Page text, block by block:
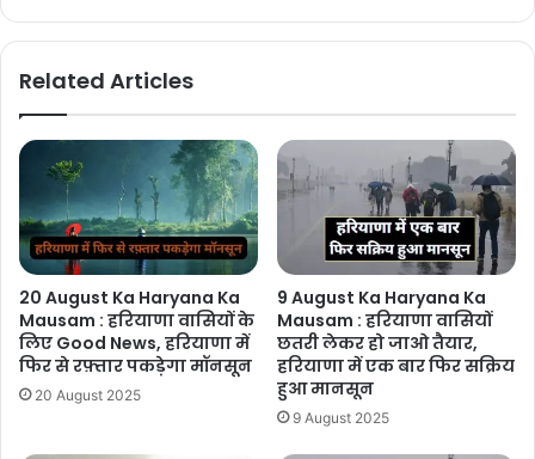
Related Articles
20 August Ka Haryana Ka
Mausam : हरियाणा वासियों के
लिए Good News, हरियाणा में
फिर से रफ़्तार पकड़ेगा मॉनसून
20 August 2025
9 August Ka Haryana Ka
Mausam : हरियाणा वासियों
छतरी लेकर हो जाओ तैयार,
हरियाणा में एक बार फिर सक्रिय
हुआ मानसून
9 August 2025